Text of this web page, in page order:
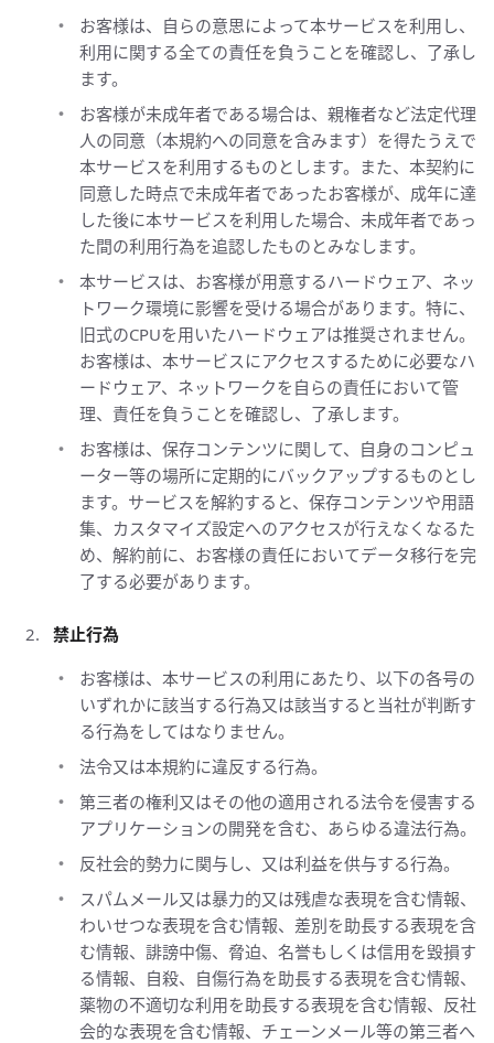
お客様は、自らの意思によって本サービスを利用し、
利用に関する全ての責任を負うことを確認し、了承し
ます。
お客様が未成年者である場合は、親権者など法定代理
人の同意（本規約への同意を含みます）を得たうえで
本サービスを利用するものとします。また、本契約に
同意した時点で未成年者であったお客様が、成年に達
した後に本サービスを利用した場合、未成年者であっ
た間の利用行為を追認したものとみなします。
本サービスは、お客様が用意するハードウェア、ネッ
トワーク環境に影響を受ける場合があります。特に、
旧式のCPUを用いたハードウェアは推奨されません。
お客様は、本サービスにアクセスするために必要なハ
ードウェア、ネットワークを自らの責任において管
理、責任を負うことを確認し、了承します。
お客様は、保存コンテンツに関して、自身のコンピュ
ーター等の場所に定期的にバックアップするものとし
ます。サービスを解約すると、保存コンテンツや用語
集、カスタマイズ設定へのアクセスが行えなくなるた
め、解約前に、お客様の責任においてデータ移行を完
了する必要があります。
禁止行為
お客様は、本サービスの利用にあたり、以下の各号の
いずれかに該当する行為又は該当すると当社が判断す
る行為をしてはなりません。
法令又は本規約に違反する行為。
第三者の権利又はその他の適用される法令を侵害する
アプリケーションの開発を含む、あらゆる違法行為。
反社会的勢力に関与し、又は利益を供与する行為。
スパムメール又は暴力的又は残虐な表現を含む情報、
わいせつな表現を含む情報、差別を助長する表現を含
む情報、誹謗中傷、脅迫、名誉もしくは信用を毀損す
る情報、自殺、自傷行為を助長する表現を含む情報、
薬物の不適切な利用を助長する表現を含む情報、反社
会的な表現を含む情報、チェーンメール等の第三者へ